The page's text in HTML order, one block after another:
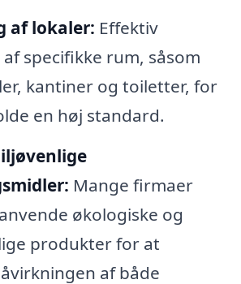
af lokaler: Effektiv
specifikke rum, såsom
kantiner og toiletter, for
en høj standard.
Mange firmaer
økologiske og
produkter for at
af både